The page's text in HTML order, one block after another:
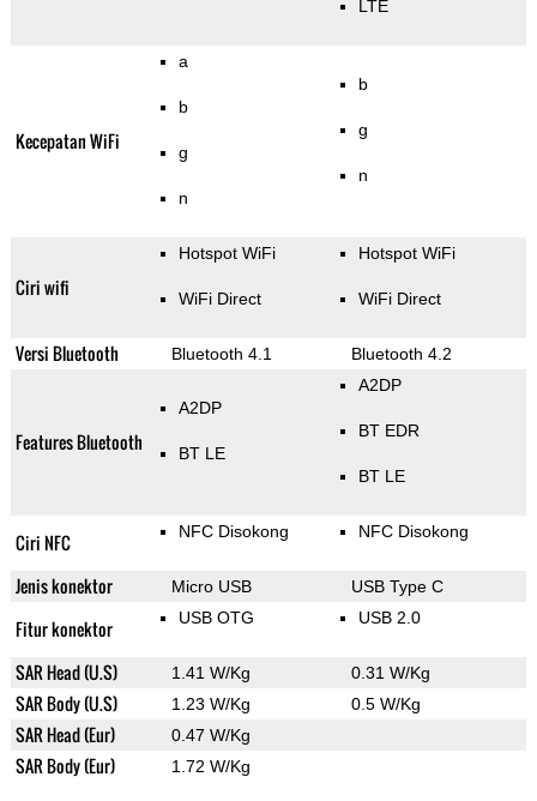
LTE
Kecepatan WiFi
a
b
g
n
b
g
n
Ciri wifi
Hotspot WiFi
WiFi Direct
Hotspot WiFi
WiFi Direct
Versi Bluetooth Bluetooth 4.1 Bluetooth 4.2
Features Bluetooth
A2DP
BT LE
A2DP
BT EDR
BT LE
Ciri NFC NFC Disokong NFC Disokong
Jenis konektor Micro USB USB Type C
Fitur konektor USB OTG USB 2.0
SAR Head (U.S) 1.41 W/Kg 0.31 W/Kg
SAR Body (U.S) 1.23 W/Kg 0.5 W/Kg
SAR Head (Eur) 0.47 W/Kg
SAR Body (Eur) 1.72 W/Kg